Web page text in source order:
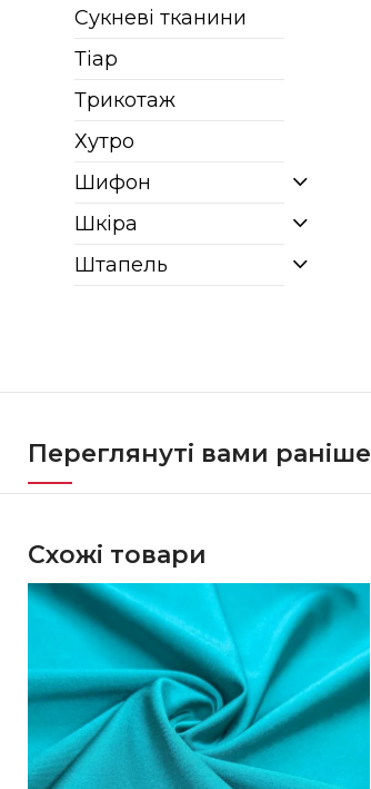
Сукневі тканини
Тіар
Трикотаж
Хутро
Шифон
Шкіра
Штапель
Переглянуті вами раніше
Схожі товари